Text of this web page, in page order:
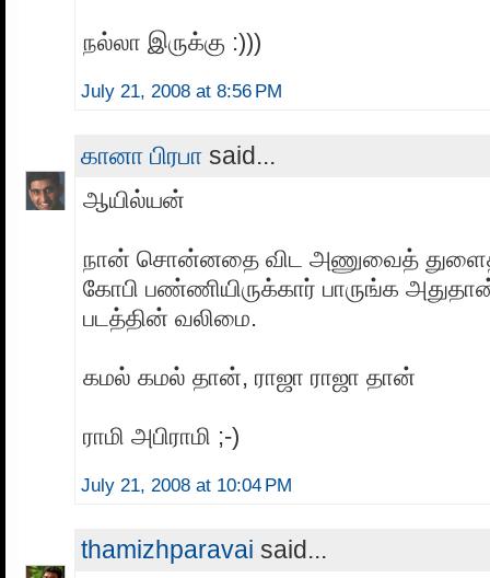
நல்லா இருக்கு :)))
July 21, 2008 at 8:56 PM
கானா பிரபா said...
ஆயில்யன்
நான் சொன்னதை விட அணுவைத்
கோபி பண்ணியிருக்கார் பாருங்க
படத்தின் வலிமை.
கமல் கமல் தான், ராஜா ராஜா தான்
ராமி அபிராமி ;-)
July 21, 2008 at 10:04 PM
thamizhparavai said...